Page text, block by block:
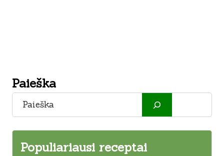
Paieška
Paieška
Populiariausi receptai